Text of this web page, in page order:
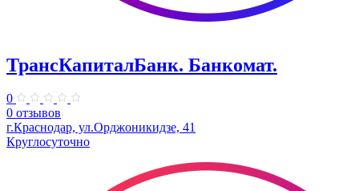
ТрансКапиталБанк. Банкомат.
0
0 отзывов
г.Краснодар, ул.​Орджоникидзе, 41
Круглосуточно